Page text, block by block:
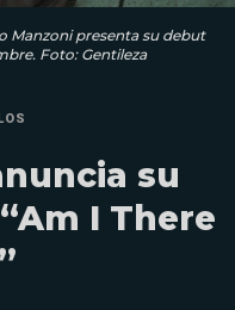
Manzoni presenta su debut
Foto: Gentileza
su
I There